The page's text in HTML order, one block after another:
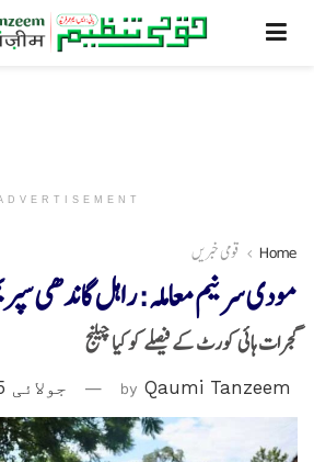
Home قومی خبریں
مودی سرنیم معاملہ: راہل گاندھی
گجرات ہائی کورٹ کے فیصلے کو کیا چیلنج
by Qaumi Tanzeem جولائی 15, 2023